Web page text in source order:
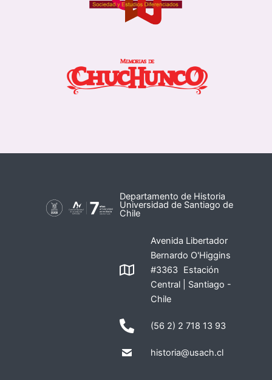
Departamento de Historia
Universidad de Santiago de
Chile
Avenida Libertador
Bernardo O'Higgins
#3363 Estación
Central | Santiago -
Chile
(56 2) 2 718 13 93
historia@usach.cl